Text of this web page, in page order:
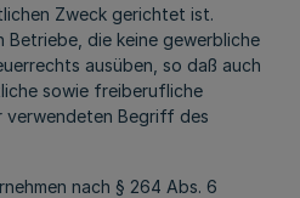
Zweck gerichtet ist.
Betriebe, die keine gewerbliche
ausüben, so daß auch
sowie freiberufliche
verwendeten Begriff des
nach § 264 Abs. 6